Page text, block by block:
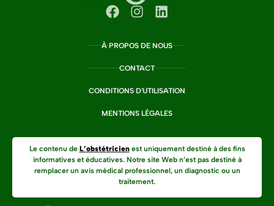
À PROPOS DE NOUS
CONTACT
CONDITIONS D'UTILISATION
MENTIONS LÉGALES
Le contenu de L’obstétricienest uniquement destiné à des fins
informatives et éducatives. Notre site Web n’est pas destiné à
remplacer un avis médical professionnel, un diagnostic ou un
traitement.